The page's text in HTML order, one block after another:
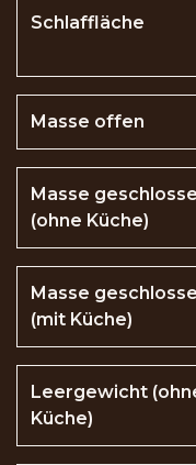
Schlaffläche
Masse offen
Masse
(ohne Küche)
Masse
(mit Küche)
Leergewicht
Küche)